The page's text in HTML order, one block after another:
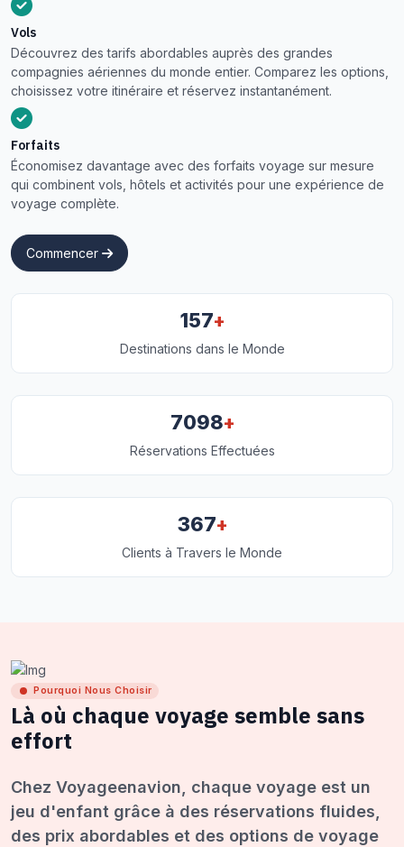
Vols
Découvrez des tarifs abordables auprès des grandes
compagnies aériennes du monde entier. Comparez les options,
choisissez votre itinéraire et réservez instantanément.
Forfaits
Économisez davantage avec des forfaits voyage sur mesure
qui combinent vols, hôtels et activités pour une expérience de
voyage complète.
Commencer
157+
Destinations dans le Monde
7098+
Réservations Effectuées
367+
Clients à Travers le Monde
Pourquoi Nous Choisir
Là où chaque voyage semble sans
effort
Chez Voyageenavion, chaque voyage est un
jeu d'enfant grâce à des réservations fluides,
des prix abordables et des options de voyage